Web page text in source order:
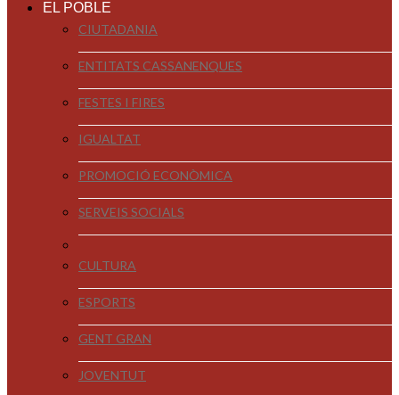
EL POBLE
CIUTADANIA
ENTITATS CASSANENQUES
FESTES I FIRES
IGUALTAT
PROMOCIÓ ECONÒMICA
SERVEIS SOCIALS
CULTURA
ESPORTS
GENT GRAN
JOVENTUT